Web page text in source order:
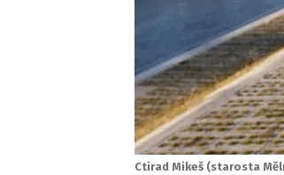
Ctirad Mikeš (starosta